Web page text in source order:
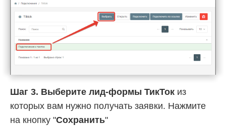
Шаг 3. Выберите лид-формы ТикТок из
которых вам нужно получать заявки. Нажмите
на кнопку "Сохранить"